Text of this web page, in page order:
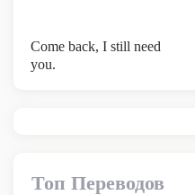
Come back, I still need
you.
Топ Переводов